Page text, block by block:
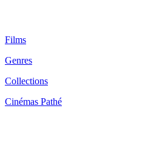
Films
Genres
Collections
Cinémas Pathé